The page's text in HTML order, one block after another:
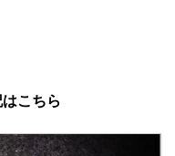
こちら